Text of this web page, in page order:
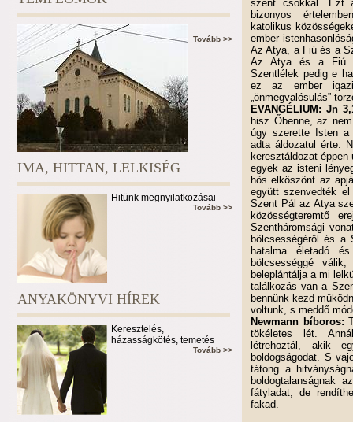
szent csókkal. Ezt
bizonyos
katolikus
ember
Az Atya, a Fiú és a
Az Atya és a Fiú
Szentlélek pedig e
ez az ember igazi
„önmegvalósulás”
EVANGÉLIUM: Jn
hisz Őbenne, az
úgy szerette Isten a
adta áldozatul érte.
keresztáldozat
egyek az isteni
hős elköszönt az
együtt szenvedték
Szent Pál az Atya
közösségteremtő
Szentháromsági
bölcsességéről és a
hatalma életadó
bölcsességgé
beleplántálja a mi
találkozás van a
bennünk kezd
voltunk, s meddő
Newmann bíboros:
tökéletes lét.
létrehoztál, akik
boldogságodat. S
tátong a
boldogtalanságnak
fátyladat, de
fakad.
Tovább >>
IMA, HITTAN, LELKISÉG
Hitünk megnyilatkozásai
Tovább >>
ANYAKÖNYVI HÍREK
Keresztelés,
házasságkötés, temetés
Tovább >>